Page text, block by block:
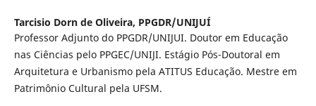
Tarcisio Dorn de Oliveira, PPGDR/UNIJUÍ
Professor Adjunto do PPGDR/UNIJUI. Doutor em Educação
nas Ciências pelo PPGEC/UNIJI. Estágio Pós-Doutoral em
Arquitetura e Urbanismo pela ATITUS Educação. Mestre em
Patrimônio Cultural pela UFSM.